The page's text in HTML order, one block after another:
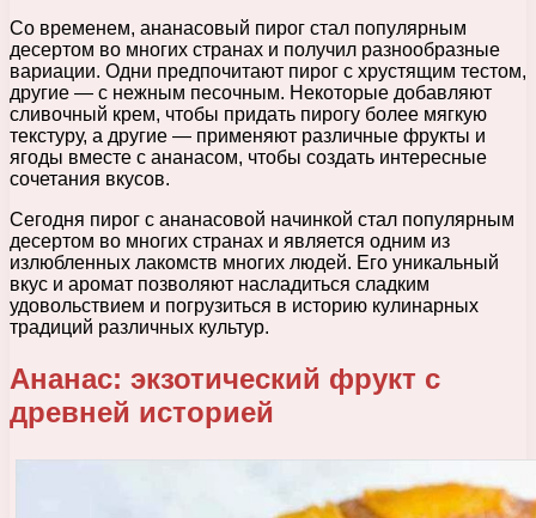
Со временем, ананасовый пирог стал популярным
десертом во многих странах и получил разнообразные
вариации. Одни предпочитают пирог с хрустящим тестом,
другие — с нежным песочным. Некоторые добавляют
сливочный крем, чтобы придать пирогу более мягкую
текстуру, а другие — применяют различные фрукты и
ягоды вместе с ананасом, чтобы создать интересные
сочетания вкусов.
Сегодня пирог с ананасовой начинкой стал популярным
десертом во многих странах и является одним из
излюбленных лакомств многих людей. Его уникальный
вкус и аромат позволяют насладиться сладким
удовольствием и погрузиться в историю кулинарных
традиций различных культур.
Ананас: экзотический фрукт с
древней историей